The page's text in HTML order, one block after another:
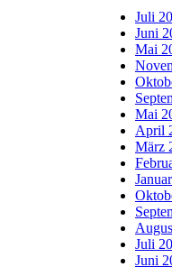
Juli
Juni
Mai
Mai
April
März
Juli
Juni